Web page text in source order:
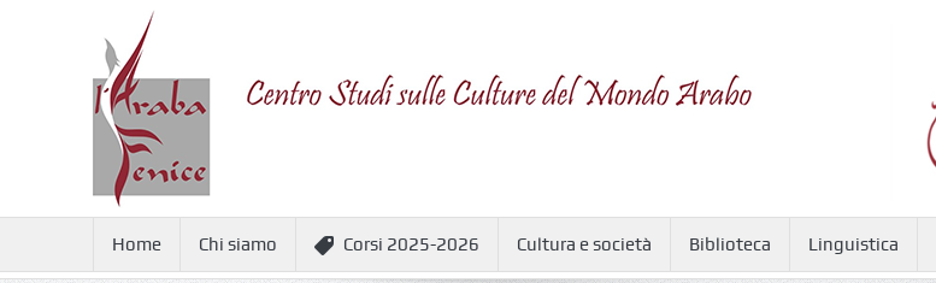
Home Chi siamo Corsi 2025-2026 Cultura e società Biblioteca Linguistica